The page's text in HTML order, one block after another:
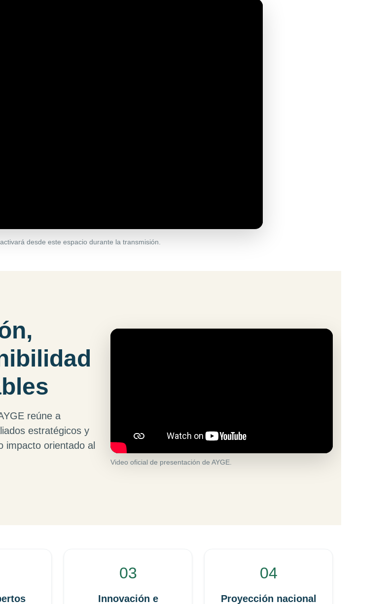
desde este espacio durante la transmisión.
reúne a
estratégicos y
impacto orientado al
Video oficial de presentación de AYGE.
03
Innovación e
04
Proyección nacional